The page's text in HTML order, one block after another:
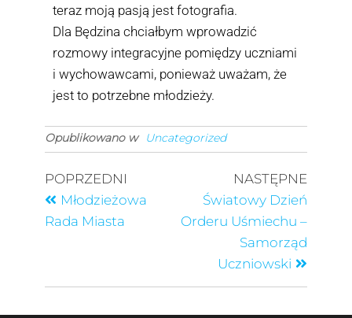
teraz moją pasją jest fotografia.
Dla Będzina chciałbym wprowadzić
rozmowy integracyjne pomiędzy uczniami
i wychowawcami, ponieważ uważam, że
jest to potrzebne młodzieży.
Opublikowano w Uncategorized
POPRZEDNI
Młodzieżowa
Rada Miasta
NASTĘPNE
Światowy Dzień
Orderu Uśmiechu –
Samorząd
Uczniowski